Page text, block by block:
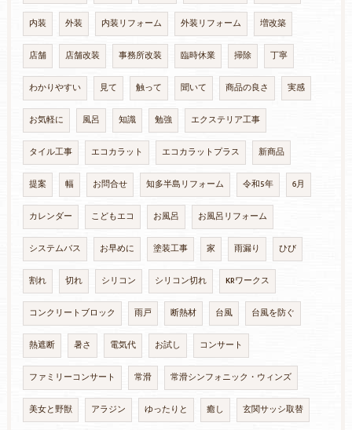
内装 外装 内装リフォーム 外装リフォーム 増改築
店舗 店舗改装 事務所改装 臨時休業 掃除 丁寧
わかりやすい 見て 触って 聞いて 商品の良さ 実感
お気軽に 風呂 知識 勉強 エクステリア工事
タイル工事 エコカラット エコカラットプラス 新商品
提案 幅 お問合せ 知多半島リフォーム 令和5年 6月
カレンダー こどもエコ お風呂 お風呂リフォーム
システムバス お早めに 塗装工事 家 雨漏り ひび
割れ 切れ シリコン シリコン切れ KRワークス
コンクリートブロック 雨戸 断熱材 台風 台風を防ぐ
熱遮断 暑さ 電気代 お試し コンサート
ファミリーコンサート 常滑 常滑シンフォニック・ウィンズ
美女と野獣 アラジン ゆったりと 癒し 玄関サッシ取替